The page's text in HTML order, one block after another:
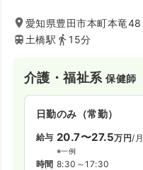
愛知県豊田市本町本竜48
土橋駅
15分
介護・福祉系保健師
日勤のみ（常勤）
給与 20.7〜27.5万円/月
※一例
時間 8:30～17:30